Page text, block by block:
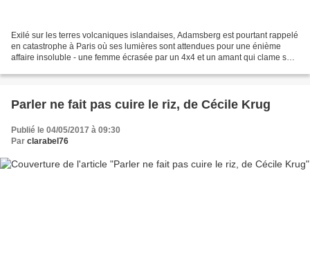
Exilé sur les terres volcaniques islandaises, Adamsberg est pourtant rappelé
en catastrophe à Paris où ses lumières sont attendues pour une énième
affaire insoluble - une femme écrasée par un 4x4 et un amant qui clame son
Parler ne fait pas cuire le riz, de Cécile Krug
Publié le 04/05/2017 à 09:30
Par clarabel76